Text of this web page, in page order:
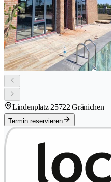
Lindenplatz 25722 Gränichen
Termin reservieren